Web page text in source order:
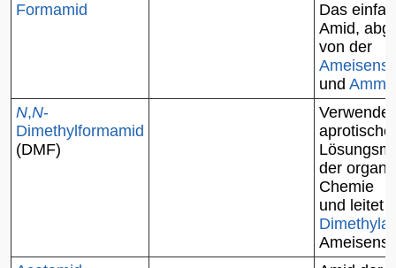
Formamid
Das
Amid,
von der
und
N,N-
Dimethylformamid
(DMF)
der
Chemie
und leitet